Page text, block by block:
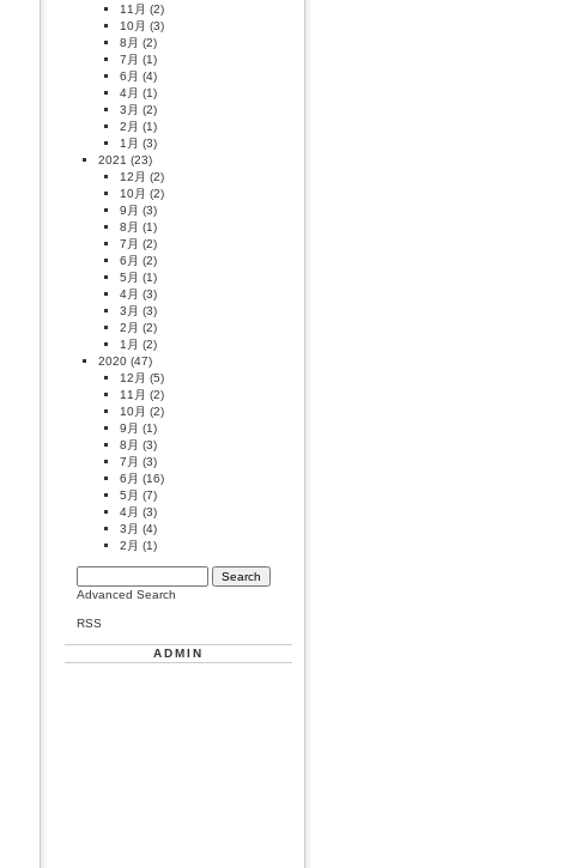
11月 (2)
10月 (3)
8月 (2)
7月 (1)
6月 (4)
4月 (1)
3月 (2)
2月 (1)
1月 (3)
2021 (23)
12月 (2)
10月 (2)
9月 (3)
8月 (1)
7月 (2)
6月 (2)
5月 (1)
4月 (3)
3月 (3)
2月 (2)
1月 (2)
2020 (47)
12月 (5)
11月 (2)
10月 (2)
9月 (1)
8月 (3)
7月 (3)
6月 (16)
5月 (7)
4月 (3)
3月 (4)
2月 (1)
Advanced Search
RSS
ADMIN